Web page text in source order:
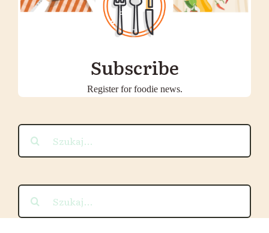
Subscribe
Register for foodie news.